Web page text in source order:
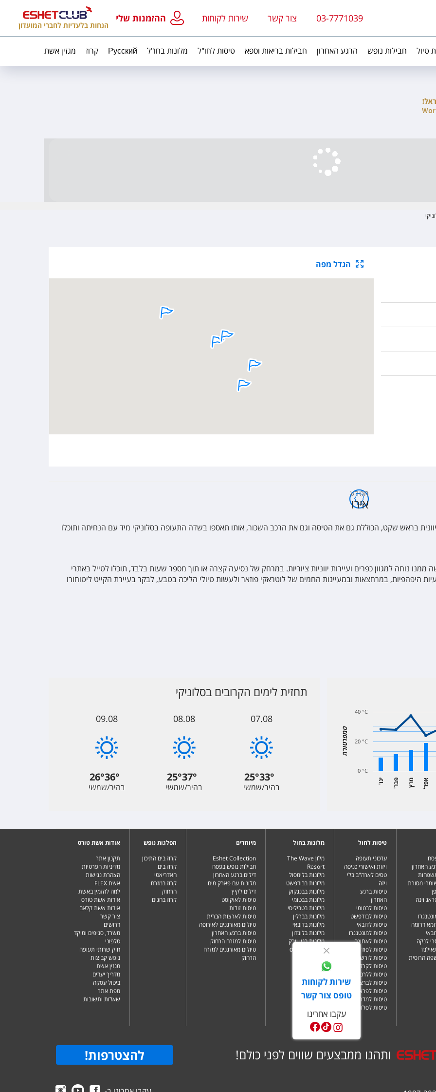
03-7771039 צור קשר שירות לקוחות ההזמנות שלי
הנחות בלעדיות לחברי המועדון
טיול חבילות נופש הרגע האחרון חבילות בריאות וספא טיסות לחו"ל מלונות בחו"ל Русский קרוז מגזין אשת
שירות לקוחות
טופס צור קשר
עקבו אחרינו
הגדל מפה
מטבע
אירו
יוונית בראש שקט, הכוללת גם את הטיסה וגם את הרכב השכור, אותו תאספו בשדה התעופה בסלוניקי מיד עם הנחיתה ותוכלו
ממנו נוחה למגוון כפרים ועיירות יווניות ציוריות. במרחק של נסיעה קצרה או תוך מספר שעות בלבד, תוכלו לטייל באתרי
במרחצאות ובמעיינות החמים של לוטראקי פוזאר ולעשות טיולי הליכה בטבע, לבקר בעיירת הקייט ליטוחורו
'
י
נ
ו
'
פ
ב
ר מרץ
'
א
פ
ר
0 °C
20 °C
40 °C
טמפרטורה
תחזית לימים הקרובים בסלוניקי
07.08
33°
25°
בהיר/שמשי
08.08
37°
25°
בהיר/שמשי
09.08
36°
26°
בהיר/שמשי
האחרון
מסורת
וינה
דרומה
לנקה
הרוסית
טיסות לחול
עדכוני תעופה
ויזות ואישורי כניסה
טסים לארה"ב בלי
ויזה
טיסות ברגע
האחרון
טיסות לבטומי
טיסות לבודפשט
טיסות לדובאי
טיסות למונטנגרו
טיסות לאתונה
טיסות לפודגוריצה
טיסות לורשה
טיסות לקרקוב
טיסות ללרנקה
טיסות לברצלונה
טיסות לפראג
טיסות למדריד
טיסות לסלוניקי
מלונות בחול
מלון The Wave
Resort
מלונות בלימסול
מלונות בבודפשט
מלונות בבנגקוק
מלונות בבטומי
מלונות בטביליסי
מלונות בברלין
מלונות בדובאי
מלונות בלונדון
מלונות בניו יורק
מלונות בפאפוס
מיוחדים
Eshet Collection
חבילות נופש בפסח
דילים ברגע האחרון
מלונות עם פארק מים
דילים לקיץ
טיסות לאוקוסט
טיסות זולות
טיסות לארצות הברית
טיולים מאורגנים לאירופה
טיסות ברגע האחרון
טיסות למזרח הרחוק
טיולים מאורגנים למזרח
הרחוק
הפלגות נופש
קרוז בים התיכון
קרוז בים
האדריאטי
קרוז במזרח
הרחוק
קרוז בחגים
אודות אשת טורס
תקנון אתר
מדיניות הפרטיות
הצהרת נגישות
אשת FLEX
למה להזמין באשת
אודות אשת טורס
אודות אשת קלאב
צור קשר
דרושים
משרד, סניפים ומוקד
טלפוני
חוק שרותי תעופה
נופש קבוצות
מגזין אשת
מדריך יעדים
ביטול עסקה
מפת אתר
שאלות ותשובות
ותהנו ממבצעים שווים לפני כולם! להצטרפות!